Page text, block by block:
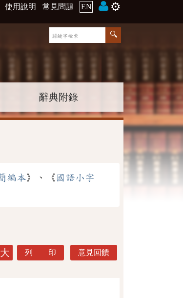
使用說明 常見問題 EN ⚙️
辭典附錄
編本》、《 國語小字
大 列 印 意見回饋